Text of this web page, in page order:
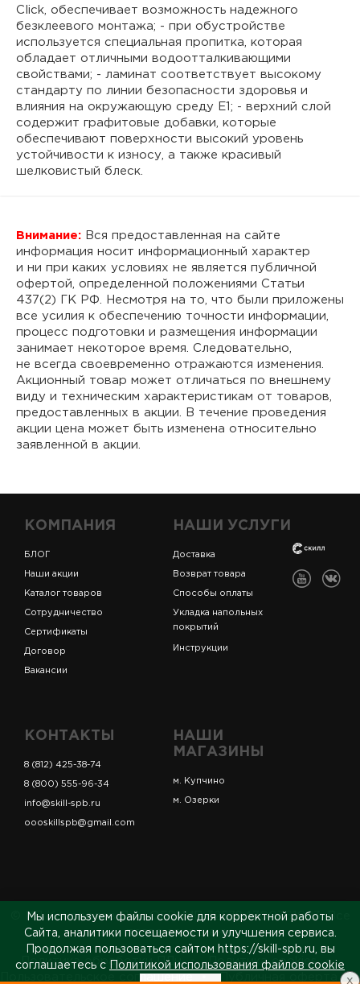
Click, обеспечивает возможность надежного
безклеевого монтажа; - при обустройстве
используется специальная пропитка, которая
обладает отличными водоотталкивающими
свойствами; - ламинат соответствует высокому
стандарту по линии безопасности здоровья и
влияния на окружающую среду Е1; - верхний слой
содержит графитовые добавки, которые
обеспечивают поверхности высокий уровень
устойчивости к износу, а также красивый
шелковистый блеск.
Внимание: Вся предоставленная на сайте
информация носит информационный характер
и ни при каких условиях не является публичной
офертой, определенной положениями Статьи
437(2) ГК РФ. Несмотря на то, что были приложены
все усилия к обеспечению точности информации,
процесс подготовки и размещения информации
занимает некоторое время. Следовательно,
не всегда своевременно отражаются изменения.
Акционный товар может отличаться по внешнему
виду и техническим характеристикам от товаров,
предоставленных в акции. В течение проведения
акции цена может быть изменена относительно
заявленной в акции.
КОМПАНИЯ
БЛОГ
Наши акции
Каталог товаров
Сотрудничество
Сертификаты
Договор
Вакансии
НАШИ УСЛУГИ
Доставка
Возврат товара
Способы оплаты
Укладка напольных
покрытий
Инструкции
КОНТАКТЫ
8 (812) 425-38-74
8 (800) 555-96-34
info@skill-spb.ru
oooskillspb@gmail.com
НАШИ
МАГАЗИНЫ
м. Купчино
м. Озерки
© ИП Коновалов Д.А., ОГРНИП 325784700361023. Все
права защищены.
Политика обработки ПДн
Политика cookies
Пользовательское соглашение
Публичная оферта
Мы используем файлы cookie для корректной работы
Сайта, аналитики посещаемости и улучшения сервиса.
Продолжая пользоваться сайтом https://skill-spb.ru, вы
соглашаетесь с
Политикой использования файлов cookie
x